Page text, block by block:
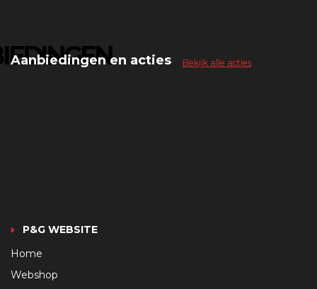
Aanbiedingen en acties Bekijk alle acties
P&G WEBSITE
Home
Webshop